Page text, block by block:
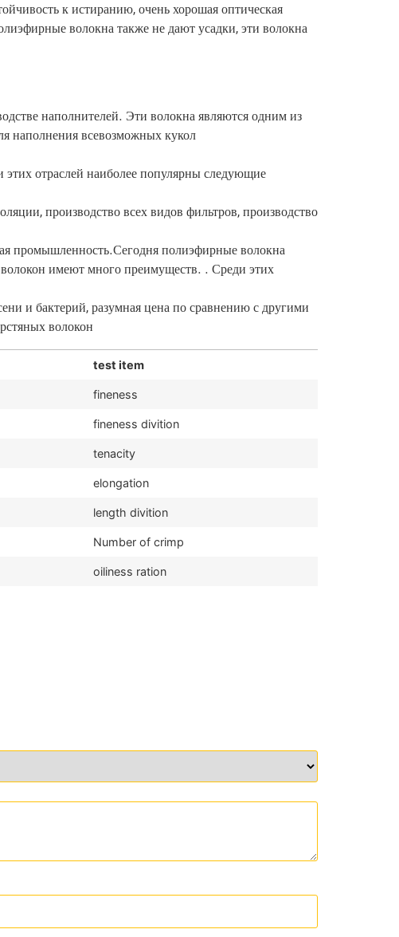
к истиранию, очень хорошая оптическая
волокна также не дают усадки, эти волокна
наполнителей. Эти волокна являются одним из
наполнения всевозможных кукол.
отраслей наиболее популярны следующие
производство всех видов фильтров, производство
промышленность.Сегодня полиэфирные волокна
имеют много преимуществ. . Среди этих
и бактерий, разумная цена по сравнению с другими
волокон.
test item
fineness
fineness divition
tenacity
elongation
length divition
Number of crimp
oiliness ration